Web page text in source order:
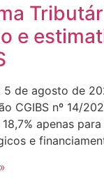
e
5 de agosto de
CGIBS nº 14/
apenas
e